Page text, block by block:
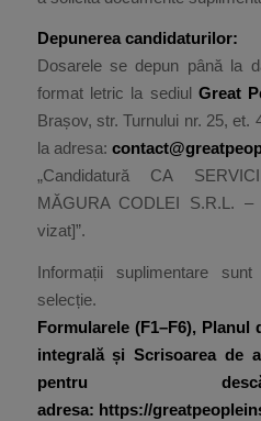
Depunerea candidaturilor:
Dosarele se depun până la
format letric la sediul Great
Brașov, str. Turnului nr. 25,
la adresa:
„Candidatură CA
MĂGURA CODLEI S.R.L.
vizat]”.
Informații suplimentare
selecție.
Formularele (F1–F6), Planul
integrală și Scrisoarea de
pentru
adresa: https://